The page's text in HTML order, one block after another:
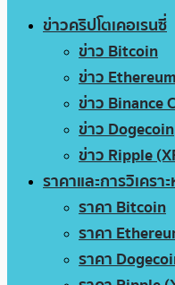
ข่าวคริปโตเคอเรนซี่
ข่าว Bitcoin
ข่าว
ข่าว Binance
ข่าว Dogecoin
ข่าว Ripple
ราคาและการวิเครา
ราคา Bitcoin
ราคา
ราคา